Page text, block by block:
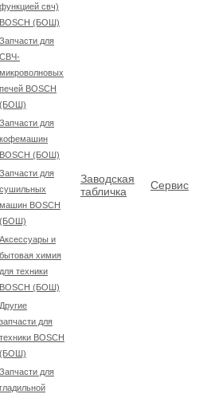
функцией свч)
BOSCH (БОШ)
Запчасти для
СВЧ-
микроволновых
печей BOSCH
(БОШ)
Запчасти для
кофемашин
BOSCH (БОШ)
Запчасти для
сушильных
машин BOSCH
(БОШ)
Аксессуары и
бытовая химия
для техники
BOSCH (БОШ)
Другие
запчасти для
техники BOSCH
(БОШ)
Запчасти для
гладильной
Заводская
табличка
Сервис